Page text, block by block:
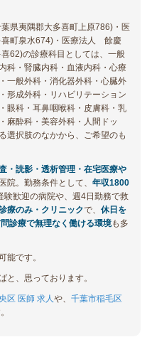
県夷隅郡大多喜町上原786)・医
町泉水674)・医療法人 餘慶
62)の診療科目としては、一般
科・腎臓内科・血液内科・心療
一般外科・消化器外科・心臓外
形成外科・リハビリテーション
眼科・耳鼻咽喉科・皮膚科・乳
麻酔科・美容外科・人間ドッ
選択肢のなかから、ご希望のも
・読影・透析管理・在宅医療や
院。勤務条件として、 年収1800
験歓迎の病院や、週4日勤務で救
療のみ・クリニックで、 休日を
診療で無理なく働ける環境も多
能です。
と、思っております。
区 医師 求人 や、 千葉市稲毛区